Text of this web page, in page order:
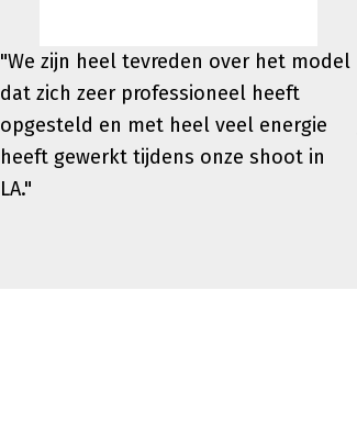
"We zijn heel tevreden over het model
dat zich zeer professioneel heeft
opgesteld en met heel veel energie
heeft gewerkt tijdens onze shoot in
LA."